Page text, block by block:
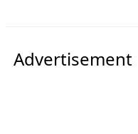
Advertisement